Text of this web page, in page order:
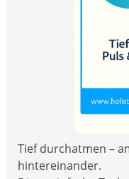
Tief durchatmen –
hintereinander.